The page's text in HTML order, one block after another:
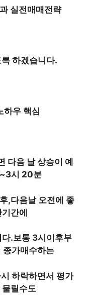
실전매매전략
하겠습니다.
하우 핵심
다음 날 상승이 예
시 20분
,다음날 오전에 좋
간에
.보통 3시이후부
종가매수하는
하락하면서 평가
릴수도